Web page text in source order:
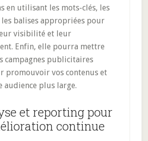
en utilisant les mots-clés, les
les balises appropriées pour
visibilité et leur
Enfin, elle pourra mettre
campagnes publicitaires
promouvoir vos contenus et
audience plus large.
et reporting pour
continue